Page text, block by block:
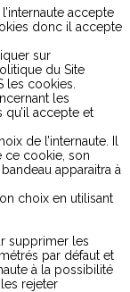
accepte
donc il accepte
sur
du Site
les cookies.
les
qu’il accepte et
de l’internaute. Il
ce cookie, son
apparaitra à
choix en utilisant
supprimer les
par défaut et
à la possibilité
rejeter